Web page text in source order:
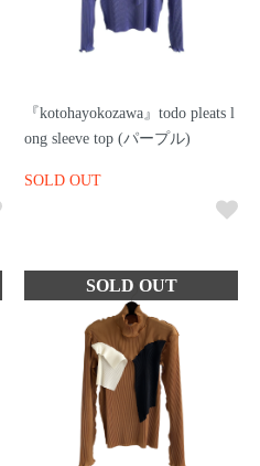
『kotohayokozawa』todo pleats l
ong sleeve top (パープル)
SOLD OUT